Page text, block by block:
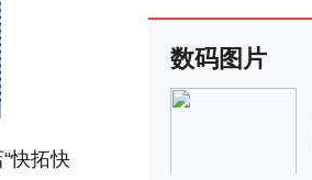
快拓快
数码图片